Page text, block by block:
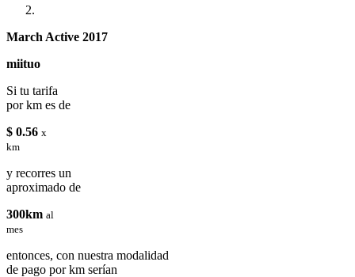
March Active 2017
miituo
Si tu tarifa
por km es de
$ 0.56 x
km
y recorres un
aproximado de
300km al
mes
entonces, con nuestra modalidad
de pago por km serían